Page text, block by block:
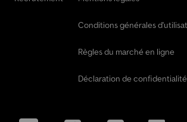
Conditions générales
Règles du marché en ligne
Déclaration de confidentialité